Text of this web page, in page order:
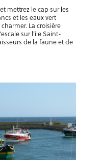
mettrez le cap sur les
et les eaux vert
La croisière
sur l’île Saint-
de la faune et de